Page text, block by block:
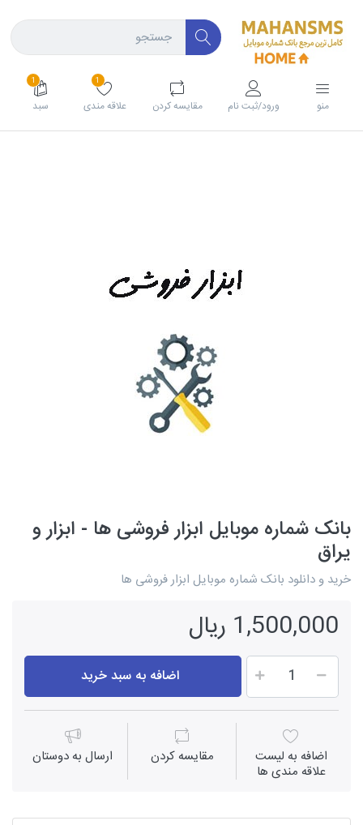
منو ورود/ثبت نام مقايسه كردن
1
علاقه مندی
1
سبد
بانک شماره موبایل ابزار فروشی ها - ابزار و
یراق
خرید و دانلود بانک شماره موبایل ابزار فروشی ها
1,500,000 ریال
اضافه به سبد خرید
اضافه به لیست
علاقه مندی ها
مقايسه كردن ارسال به دوستان